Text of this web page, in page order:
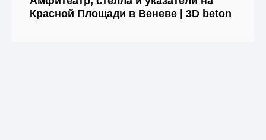
Красной Площади в Веневе | 3D beton